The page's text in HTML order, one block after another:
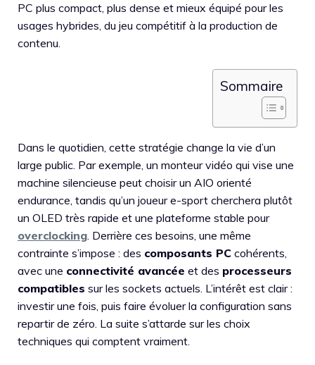
PC plus compact, plus dense et mieux équipé pour les
usages hybrides, du jeu compétitif à la production de
contenu.
Sommaire
Dans le quotidien, cette stratégie change la vie d’un
large public. Par exemple, un monteur vidéo qui vise une
machine silencieuse peut choisir un AIO orienté
endurance, tandis qu’un joueur e-sport cherchera plutôt
un OLED très rapide et une plateforme stable pour
overclocking. Derrière ces besoins, une même
contrainte s’impose : des composants PC cohérents,
avec une connectivité avancée et des processeurs
compatibles sur les sockets actuels. L’intérêt est clair :
investir une fois, puis faire évoluer la configuration sans
repartir de zéro. La suite s’attarde sur les choix
techniques qui comptent vraiment.